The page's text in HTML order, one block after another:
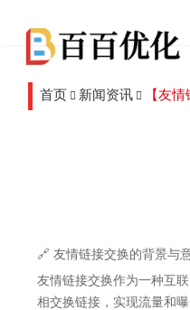
首页 新闻资讯 【友
🔗 友情链接交换的背景与
友情链接交换作为一种互
相交换链接，实现流量和曝